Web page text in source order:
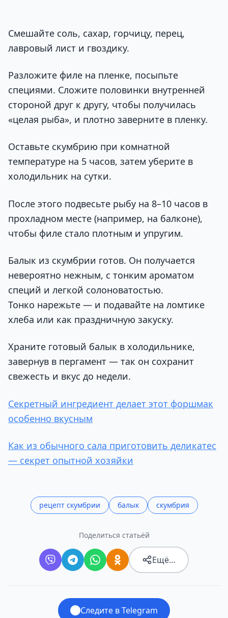
Смешайте соль, сахар, горчицу, перец,
лавровый лист и гвоздику.
Разложите филе на пленке, посыпьте
специями. Сложите половинки внутренней
стороной друг к другу, чтобы получилась
«целая рыба», и плотно заверните в пленку.
Оставьте скумбрию при комнатной
температуре на 5 часов, затем уберите в
холодильник на сутки.
После этого подвесьте рыбу на 8–10 часов в
прохладном месте (например, на балконе),
чтобы филе стало плотным и упругим.
Балык из скумбрии готов. Он получается
невероятно нежным, с тонким ароматом
специй и легкой солоноватостью.
Тонко нарежьте — и подавайте на ломтике
хлеба или как праздничную закуску.
Храните готовый балык в холодильнике,
завернув в пергамент — так он сохранит
свежесть и вкус до недели.
Секретный ингредиент делает этот форшмак
особенно вкусным
Как из обычного сала приготовить деликатес
— секрет опытной хозяйки
рецепт скумбрии балык скумбрия
Поделиться статьёй
Ещё…
Следите в Telegram